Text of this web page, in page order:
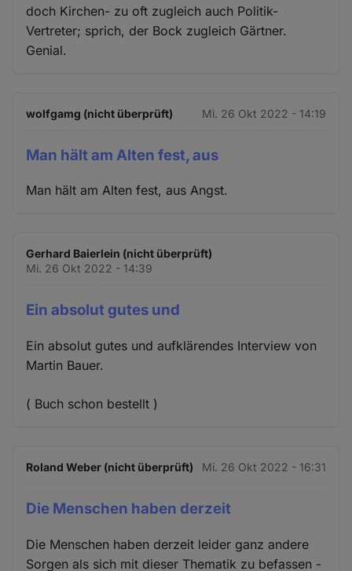
doch Kirchen- zu oft zugleich auch Politik-
Vertreter; sprich, der Bock zugleich Gärtner.
Genial.
wolfgamg (nicht überprüft) Mi. 26 Okt 2022 - 14:19
Man hält am Alten fest, aus
Man hält am Alten fest, aus Angst.
Gerhard Baierlein (nicht überprüft)
Mi. 26 Okt 2022 - 14:39
Ein absolut gutes und
Ein absolut gutes und aufklärendes Interview von
Martin Bauer.
( Buch schon bestellt )
Roland Weber (nicht überprüft) Mi. 26 Okt 2022 - 16:31
Die Menschen haben derzeit
Die Menschen haben derzeit leider ganz andere
Sorgen als sich mit dieser Thematik zu befassen -